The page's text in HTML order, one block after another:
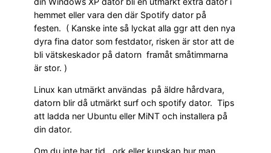
hemmet eller vara den där Spotify dator på
festen. ( Kanske inte så lyckat alla ggr att den nya
dyra fina dator som festdator, risken är stor att de
bli vätskeskador på datorn framåt småtimmarna
är stor. )
Linux kan utmärkt användas på äldre hårdvara,
datorn blir då utmärkt surf och spotify dator. Tips
att ladda ner Ubuntu eller MiNT och installera på
din dator.